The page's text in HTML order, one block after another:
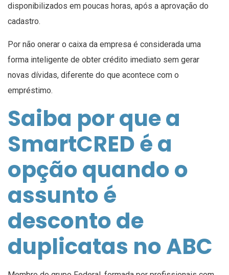
disponibilizados em poucas horas, após a aprovação do
cadastro.
Por não onerar o caixa da empresa é considerada uma
forma inteligente de obter crédito imediato sem gerar
novas dívidas, diferente do que acontece com o
empréstimo.
Saiba por que a
SmartCRED é a
opção quando o
assunto é
desconto de
duplicatas no ABC